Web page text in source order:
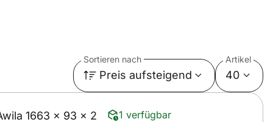
Sortieren nach
Preis aufsteigend
Artikel
40
1663 x 93 x 2
1 verfügbar